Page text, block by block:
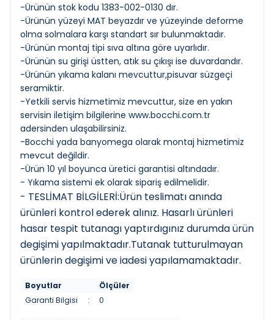
-Ürünün stok kodu 1383-002-0130 dır.
-Ürünün yüzeyi MAT beyazdır ve yüzeyinde deforme
olma solmalara karşı standart sır bulunmaktadır.
-Ürünün montaj tipi sıva altına göre uyarlıdır.
-Ürünün su girişi üstten, atık su çıkışı ise duvardandır.
-Ürünün yıkama kalanı mevcuttur,pisuvar süzgeçi
seramiktir.
-Yetkili servis hizmetimiz mevcuttur, size en yakın
servisin iletişim bilgilerine www.bocchi.com.tr
adersinden ulaşabilirsiniz.
-Bocchi yada banyomega olarak montaj hizmetimiz
mevcut değildir.
-Ürün 10 yıl boyunca üretici garantisi altındadır.
- Yıkama sistemi ek olarak sipariş edilmelidir.
- TESLİMAT BİLGİLERİ:Ürün teslimatı anında
ürünleri kontrol ederek alınız. Hasarlı ürünleri
hasar tespit tutanagı yaptırdıgınız durumda ürün
degişimi yapılmaktadır.Tutanak tutturulmayan
ürünlerin degişimi ve iadesi yapılamamaktadır.
Boyutlar
Ölçüler
Garanti Bilgisi
: 0